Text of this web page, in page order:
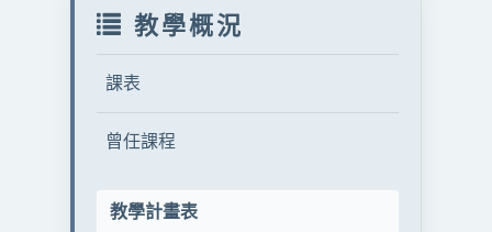
教學概況
課表
曾任課程
教學計畫表